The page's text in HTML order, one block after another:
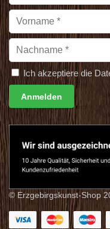
Ich akzeptiere die
© Erzgebirgskunst-Shop